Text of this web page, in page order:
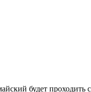
будет